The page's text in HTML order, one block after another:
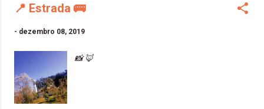
📍 Estrada 🚌
- dezembro 08, 2019
📸 🦊